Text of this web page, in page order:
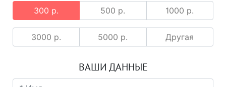
300 р. 500 р. 1000 р.
3000 р. 5000 р. Другая
ВАШИ ДАННЫЕ